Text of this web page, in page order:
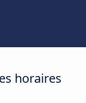
horaires